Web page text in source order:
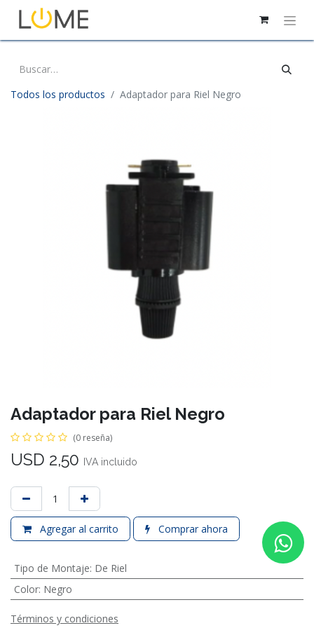
Todos los productos Adaptador para Riel Negro
Adaptador para Riel Negro
(0 reseña)
USD 2,50 IVA incluido
Agregar al carrito Comprar ahora
Tipo de Montaje: De Riel
Color: Negro
Términos y condiciones